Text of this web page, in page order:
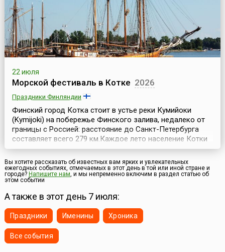
22 июля
Морской фестиваль в Котке 2026
Праздники Финляндии
Финский город Котка стоит в устье реки Кумийоки
(Kymijoki) на побережье Финского залива, недалеко от
границы с Россией: расстояние до Санкт-Петербурга
составляет всего 279 км.Каждое лето население Котки
на несколько июльских дней увеличивается на
несколько тысяч человек. Со всего мира съезжаются
сюда люди на широко известный Морской фестиваль
(Kotka Maritime Festival) – самый большой летний пр...
Вы хотите рассказать об известных вам ярких и увлекательных
ежегодных событиях, отмечаемых в этот день в той или иной стране и
городе? Напишите нам, и мы непременно включим в раздел статью об
этом событии
А также в этот день 7 июля:
Праздники Именины Хроника
Все события